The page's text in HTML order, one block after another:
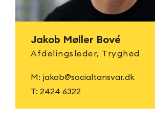
Jakob Møller Bové
Afdelingsleder, Tryghed
M: jakob@socialtansvar.dk
T: 2424 6322